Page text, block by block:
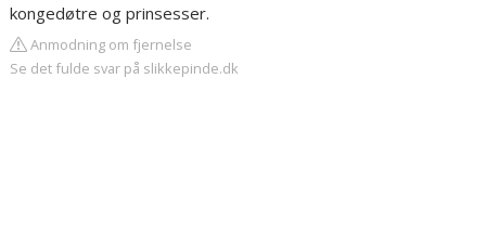
kongedøtre og prinsesser.
Anmodning om fjernelse
Se det fulde svar på slikkepinde.dk